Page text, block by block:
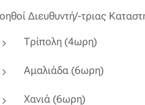
Διευθυντή/-τριας
Τρίπολη (4ωρη)
Αμαλιάδα (6ωρη)
Χανιά (6ωρη)